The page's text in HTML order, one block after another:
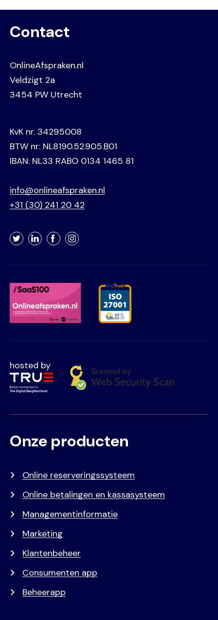
Contact
OnlineAfspraken.nl
Veldzigt 2a
3454 PW Utrecht
KvK nr. 34295008
BTW nr: NL8190.52.905.B01
IBAN: NL33 RABO 0134 1465 81
info@onlineafspraken.nl
+31 (30) 241 20 42
TwitterLinkedInFacebookInstagram
hosted by
Voet
Primair
Onze producten
Online reserveringssysteem
Online betalingen en kassasysteem
Managementinformatie
Marketing
Klantenbeheer
Consumenten app
Beheerapp